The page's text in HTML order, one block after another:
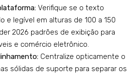
Verifique se o texto
e legível em alturas de 100 a 150
2026 padrões de exibição para
e comércio eletrônico.
Centralize opticamente o
sólidas de suporte para separar os